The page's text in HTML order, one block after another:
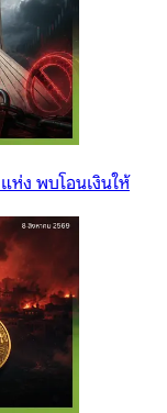
ห่ง พบโอนเงินให้